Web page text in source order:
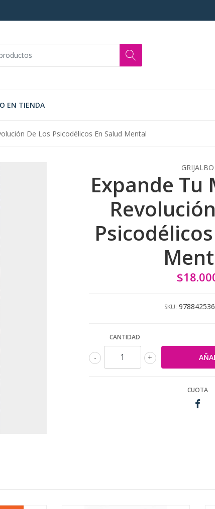
EN TIENDA
De Los Psicodélicos En Salud Mental
GRIJALBO
Expande Tu
SKU:
CANTIDAD
+
-
CUOTA